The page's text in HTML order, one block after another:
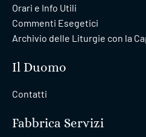
Orari e Info Utili
Commenti Esegetici
Archivio delle Liturgie con la
Il Duomo
Contatti
Fabbrica Servizi